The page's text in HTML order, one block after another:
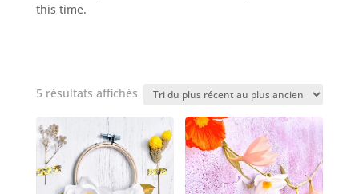
this time.
5 résultats affichésTrié
récent
au
plus